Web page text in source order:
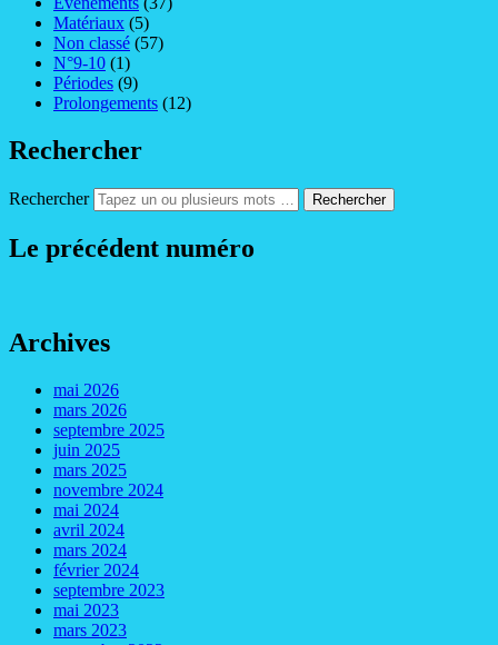
Matériaux (5)
Non classé (57)
N°9-10 (1)
Périodes (9)
Prolongements (12)
Rechercher
Rechercher
Le précédent numéro
Archives
mai 2026
mars 2026
septembre 2025
juin 2025
mars 2025
novembre 2024
mai 2024
avril 2024
mars 2024
février 2024
septembre 2023
mai 2023
mars 2023